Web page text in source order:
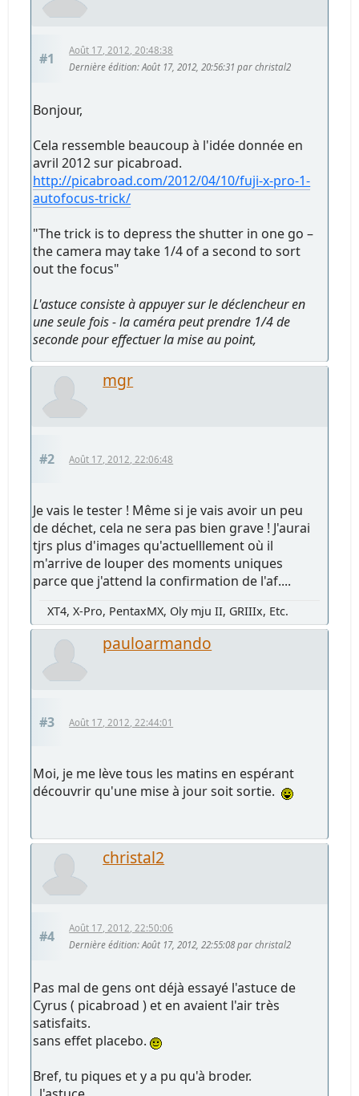
#1
Août 17, 2012, 20:48:38
Dernière édition: Août 17, 2012, 20:56:31 par christal2
Bonjour,
Cela ressemble beaucoup à l'idée donnée en
avril 2012 sur picabroad.
http://picabroad.com/2012/04/10/fuji-x-pro-1-
autofocus-trick/
"The trick is to depress the shutter in one go –
the camera may take 1/4 of a second to sort
out the focus"
L'astuce consiste à appuyer sur le déclencheur en
une seule fois - la caméra peut prendre 1/4 de
seconde pour effectuer la mise au point,
mgr
#2 Août 17, 2012, 22:06:48
Je vais le tester ! Même si je vais avoir un peu
de déchet, cela ne sera pas bien grave ! J'aurai
tjrs plus d'images qu'actuelllement où il
m'arrive de louper des moments uniques
parce que j'attend la confirmation de l'af....
XT4, X-Pro, PentaxMX, Oly mju II, GRIIIx, Etc.
pauloarmando
#3 Août 17, 2012, 22:44:01
Moi, je me lève tous les matins en espérant
découvrir qu'une mise à jour soit sortie.
christal2
#4
Août 17, 2012, 22:50:06
Dernière édition: Août 17, 2012, 22:55:08 par christal2
Pas mal de gens ont déjà essayé l'astuce de
Cyrus ( picabroad ) et en avaient l'air très
satisfaits.
sans effet placebo.
Bref, tu piques et y a pu qu'à broder.